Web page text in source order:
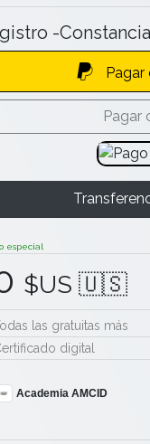
-
Pagar
Pagar
especial
$US 🇺🇸
las gratuitas más
digital
Academia AMCID